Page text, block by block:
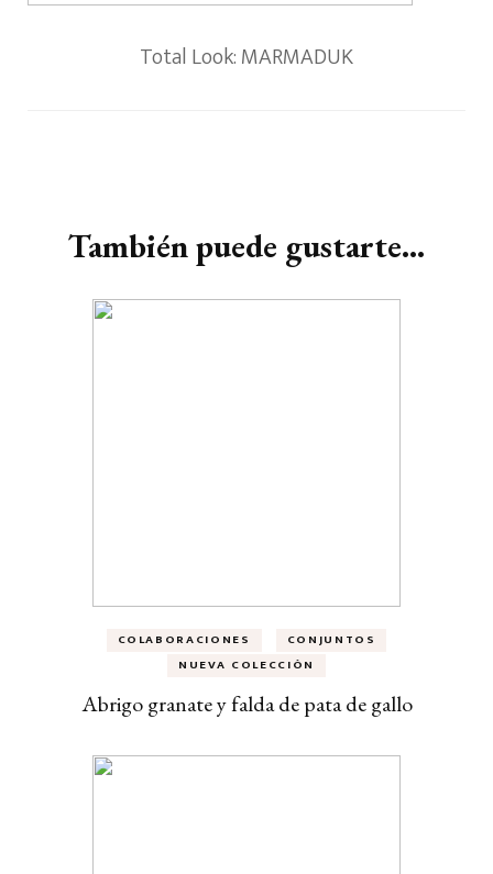
Total Look: MARMADUK
entradas
También puede gustarte...
COLABORACIONES
CONJUNTOS
NUEVA COLECCIÓN
Abrigo granate y falda de pata de gallo